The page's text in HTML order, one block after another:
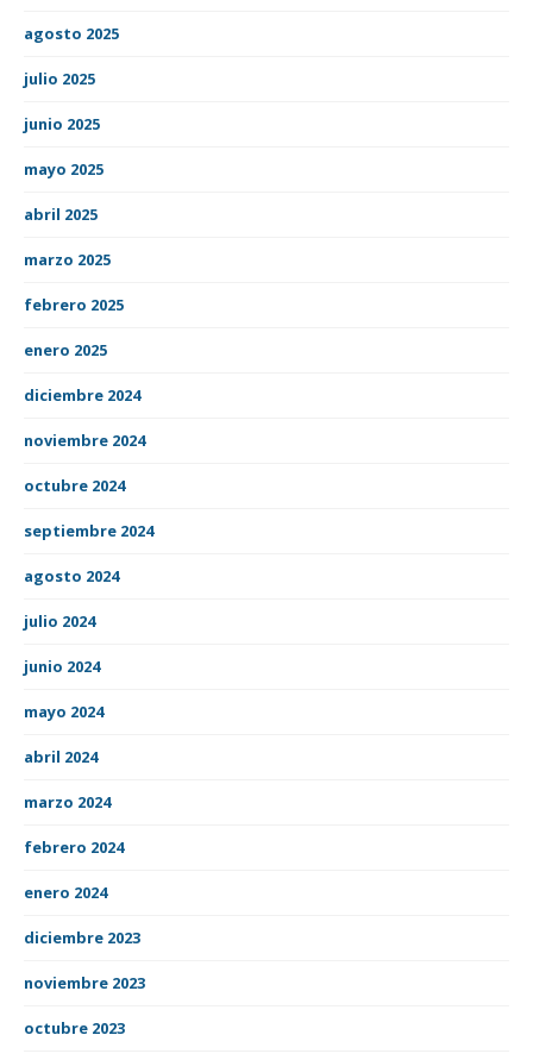
agosto 2025
julio 2025
junio 2025
mayo 2025
abril 2025
marzo 2025
febrero 2025
enero 2025
diciembre 2024
noviembre 2024
octubre 2024
septiembre 2024
agosto 2024
julio 2024
junio 2024
mayo 2024
abril 2024
marzo 2024
febrero 2024
enero 2024
diciembre 2023
noviembre 2023
octubre 2023